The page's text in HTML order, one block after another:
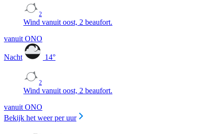
2
Wind vanuit oost, 2 beaufort.
vanuit ONO
Nacht 14°
2
Wind vanuit oost, 2 beaufort.
vanuit ONO
Bekijk het weer per uur